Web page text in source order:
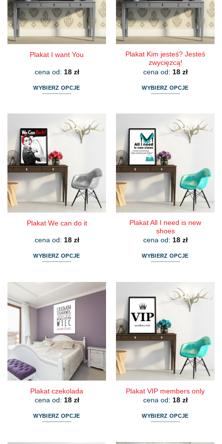
wybrać
na
stronie
produktu
wybrać
na
stronie
produktu
Plakat I want You
cena od: 18 zł
WYBIERZ OPCJE
wiele
wariantów.
Opcje
można
wybrać
na
stronie
produktu
Plakat Kim jesteś? Jesteś
zwycięzcą!
cena od: 18 zł
WYBIERZ OPCJE
wiele
wariantów.
Opcje
można
wybrać
na
stronie
produktu
Plakat We can do it
cena od: 18 zł
WYBIERZ OPCJE
wiele
wariantów.
Opcje
można
wybrać
na
stronie
produktu
Plakat All I need is new
shoes
cena od: 18 zł
WYBIERZ OPCJE
wiele
wariantów.
Opcje
można
wybrać
na
stronie
produktu
Plakat czekolada
cena od: 18 zł
WYBIERZ OPCJE
Plakat VIP members only
cena od: 18 zł
WYBIERZ OPCJE